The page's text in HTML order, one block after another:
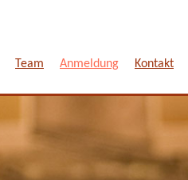
Team Anmeldung Kontakt